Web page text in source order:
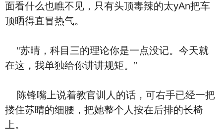
面看什么也瞧不见，只有头顶毒辣的太yAn把车
顶晒得直冒热气。
“苏晴，科目三的理论你是一点没记。今天就
在这，我单独给你讲讲规矩。”
陈锋嘴上说着教官训人的话，可右手已经一把
搂住苏晴的细腰，把她整个人按在后排的长椅
上。